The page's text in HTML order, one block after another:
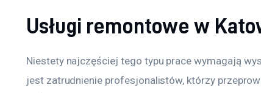
Usługi remontowe w
Niestety najczęściej tego typu prace wymagają
jest zatrudnienie profesjonalistów, którzy